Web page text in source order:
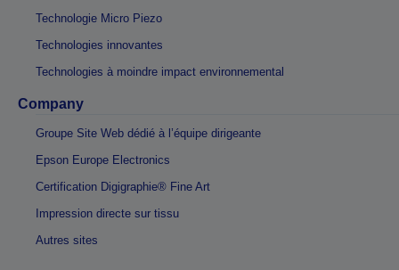
Technologie Micro Piezo
Technologies innovantes
Technologies à moindre impact environnemental
Company
Groupe Site Web dédié à l’équipe dirigeante
Epson Europe Electronics
Certification Digigraphie® Fine Art
Impression directe sur tissu
Autres sites